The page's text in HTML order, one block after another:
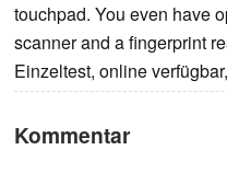
touchpad. You even have
scanner and a fingerprint
Einzeltest, online
Kommentar